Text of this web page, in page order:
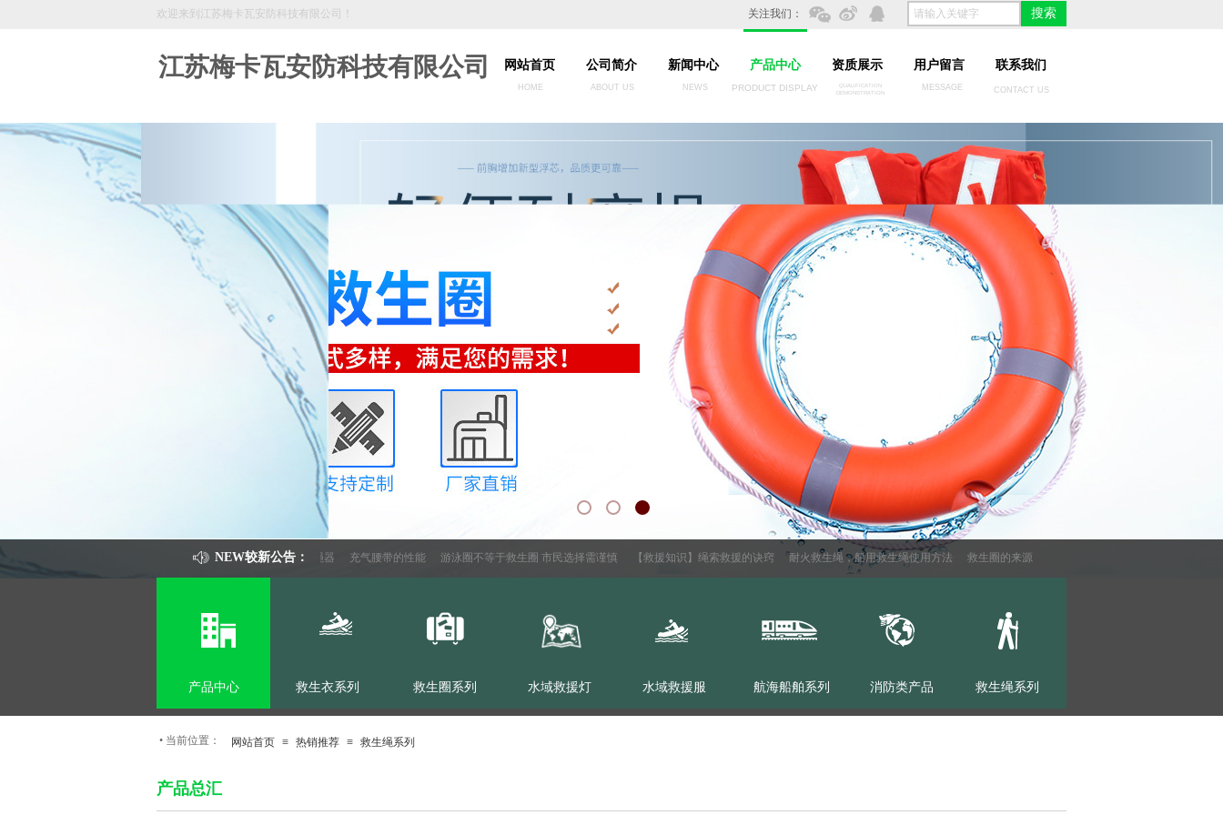
网站首页 公司简介 新闻中心 产品中心 资质展示 用户留言 联系我们
搜索
欢迎来到江苏梅卡瓦安防科技有限公司！ 关注我们：
HOME ABOUT US NEWS PRODUCT DISPLAY
QUALIFICATION
DEMONSTRATION
MESSAGE CONTACT US
江苏梅卡瓦安防科技有限公司
NEW较新公告：
救生圈的来源 气动式救生抛绳器 充气腰带的性能 游泳圈不等于救生圈 市民选择需谨慎 【救援知识】绳索救援的诀窍 耐火救生绳，船用救生绳使用方法 救生圈的来源
产品中心 救生衣系列 救生圈系列 水域救援灯 水域救援服 航海船舶系列 消防类产品 救生绳系列
• 当前位置： 网站首页 ≡ 热销推荐 ≡ 救生绳系列
产品总汇